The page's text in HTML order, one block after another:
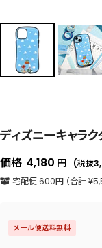
ディズニーキャラ
価格 セ
ー
価
格
4,180 円 (税抜
宅配便 600円 （合計
メール便送料無料